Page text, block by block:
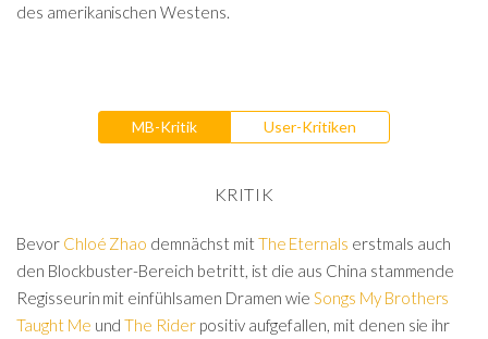
des amerikanischen Westens.
MB-Kritik User-Kritiken
KRITIK
Bevor Chloé Zhao demnächst mit The Eternals erstmals auch
den Blockbuster-Bereich betritt, ist die aus China stammende
Regisseurin mit einfühlsamen Dramen wieSongs My Brothers
Taught Me undThe Rider positiv aufgefallen, mit denen sie ihr